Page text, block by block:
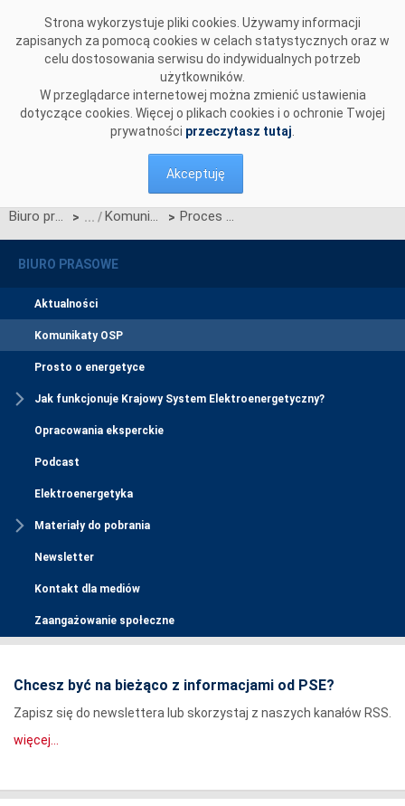
Strona wykorzystuje pliki cookies. Używamy informacji
zapisanych za pomocą cookies w celach statystycznych oraz w
celu dostosowania serwisu do indywidualnych potrzeb
użytkowników.
W przeglądarce internetowej można zmienić ustawienia
dotyczące cookies. Więcej o plikach cookies i o ochronie Twojej
prywatności przeczytasz tutaj
Akceptuję
Biuro prasowe > Komunikaty OSP > Proces konsultacji projektu Karty aktualizacji nr CB/2/2010 IRiESP - Bilansowanie systemu i zarządzanie ograniczeniami systemowymi
BIURO PRASOWE
Aktualności
Komunikaty OSP
Prosto o energetyce
Jak funkcjonuje Krajowy System Elektroenergetyczny?
Opracowania eksperckie
Podcast
Elektroenergetyka
Materiały do pobrania
Newsletter
Kontakt dla mediów
Zaangażowanie społeczne
Chcesz być na bieżąco z informacjami od PSE?
Zapisz się do newslettera lub skorzystaj z naszych kanałów RSS.
więcej...